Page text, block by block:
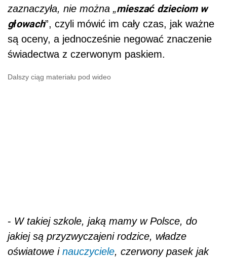
zaznaczyła, nie można „mieszać dzieciom w
głowach”, czyli mówić im cały czas, jak ważne
są oceny, a jednocześnie negować znaczenie
świadectwa z czerwonym paskiem.
Dalszy ciąg materiału pod wideo
- W takiej szkole, jaką mamy w Polsce, do
jakiej są przyzwyczajeni rodzice, władze
oświatowe i nauczyciele, czerwony pasek jak